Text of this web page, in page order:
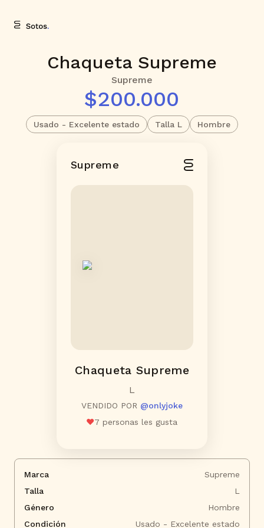
Chaqueta Supreme
Supreme
$200.000
Usado - Excelente estado Talla L Hombre
Supreme
Chaqueta Supreme
L
VENDIDO POR @onlyjoke
❤️7 personas les gusta
Marca
Supreme
Talla
L
Género
Hombre
Condición
Usado - Excelente estado